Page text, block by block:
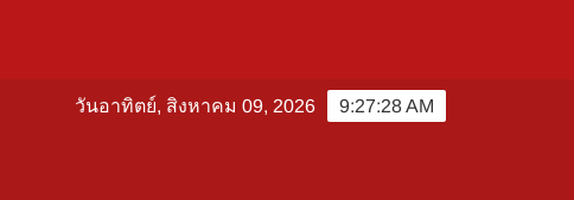
9:27:29 AM
วันอาทิตย์, สิงหาคม 09, 2026